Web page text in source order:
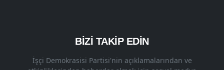
BİZİ TAKİP EDİN
İşçi Demokrasisi Partisi'nin açıklamalarından ve